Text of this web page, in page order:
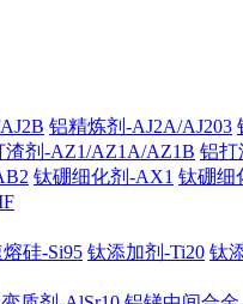
铝精炼剂-AJ2A/AJ203
渣剂-AZ1/AZ1A/AZ1B 铝打
钛硼细化剂-AX1 钛硼细
硅-Si95 钛添加剂-Ti20 钛